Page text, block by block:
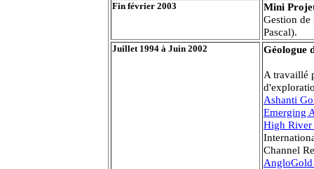
Fin février 2003
Mini
Gestion
Pascal).
Juillet 1994 à Juin 2002 Géologue
A travaillé
Ashanti
Emerging
High
Channel
AngloGold